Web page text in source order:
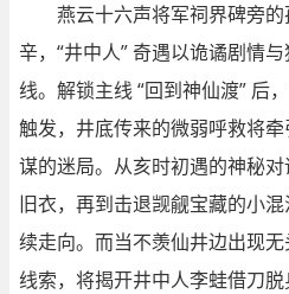
燕云十六声将军祠界碑旁的
辛，“井中人” 奇遇以诡谲剧情
线。解锁主线 “回到神仙渡” 后
触发，井底传来的微弱呼救将
谋的迷局。从亥时初遇的神秘
旧衣，再到击退觊觎宝藏的小
续走向。而当不羡仙井边出现
线索，将揭开井中人李蛙借刀